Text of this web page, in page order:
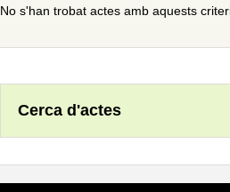
No s'han trobat actes amb aquests
Cerca d'actes